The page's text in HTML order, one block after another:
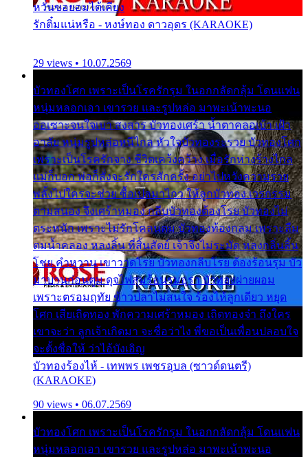
หวั่นขอยอมได้เคียง
รักติ๋มแน่หรือ - หงษ์ทอง ดาวอุดร (KARAOKE)
29 views • 10.07.2569
บัวทองโศก เพราะเป็นโรครักรุม ในอกกลัดกลุ้ม โดนแฟน
หนุ่มหลอกเอา เขารวย และรูปหล่อ มาพะเน้าพะนอ
ออเซาะจนใจเบา สงสาร บัวทองเศร้า น้ำตาคลอเบ้า เฝ้า
อาลัย หนุ่มรูปหล่อหนีไกล หัวใจบัวทองระรวย บัวทองโศก
เพราะเป็นโรครักจาง ชีวิตเคว้งคว้าง เมื่อรักห่างร้างไกล
แม่ก็บอก พ่อก็สั่งจะรักใครสักครั้ง อย่าไปหวังความรวย
พลั้งไปใครจะช่วย ซื้อเปลมาไกว ให้ลูกบัวทอง เวรกรรม
ตามสนอง จึงเศร้าหมอง กลีบบัวทองต้องโรย บัวทองไม่
ตระหนัก เพราะไม่รักโคลนตม บัวทองท้องกลม เพราะลืม
ตมน้ำคลอง หลงลิ้น ที่สิ้นสัตย์ เจ้าจึงไม่ระมัด หลงกลิ่นลิ้น
โชย คำหวาน เขาวาดโรย บัวทองกลีบโรย ต้องร้อนรุม บัว
มาบานก่อนตูม ดุจไฟสุมร้อนรุมอุรา บัวทองผ่ายผอม
เพราะตรอมฤทัย ข้าวปลาไม่สนใจ ร้องไห้ลูกเดียว หยุด
โศก เสียเถิดทอง พักความเศร้าหมอง เถิดทองจ๋า ถึงใคร
เขาจะว่า ลูกเจ้าเกิดมา จะชื่อว่าไง พี่ขอเป็นเพื่อนปลอบใจ
จะตั้งชื่อให้ ว่าไอ้บังเอิญ
บัวทองร้องไห้ - เทพพร เพชรอุบล (ซาวด์ดนตรี)
(KARAOKE)
90 views • 06.07.2569
บัวทองโศก เพราะเป็นโรครักรุม ในอกกลัดกลุ้ม โดนแฟน
หนุ่มหลอกเอา เขารวย และรูปหล่อ มาพะเน้าพะนอ